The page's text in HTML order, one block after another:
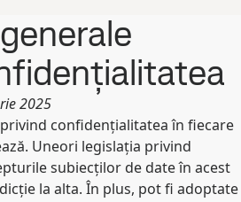
2025
confidențialitatea în fiecare
Uneori legislația privind
subiecților de date în acest
la alta. În plus, pot fi adoptate